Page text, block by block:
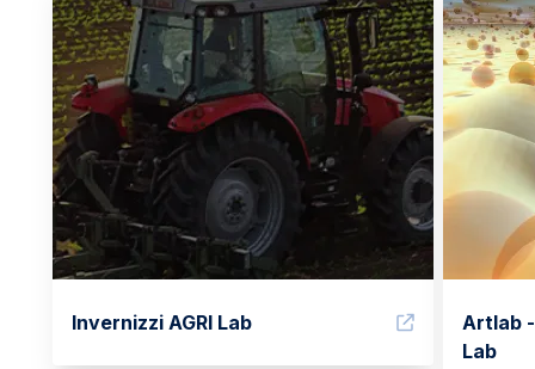
Invernizzi AGRI Lab
Artlab
Lab